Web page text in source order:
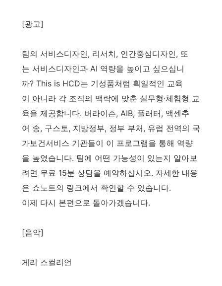
[광고]
팀의 서비스디자인, 리서치, 인간중심디자인, 또
는 서비스디자인과 AI 역량을 높이고 싶으십니
까? This is HCD는 기성품처럼 획일적인 교육
이 아니라 각 조직의 맥락에 맞춘 실무형·체험형 교
육을 제공합니다. 버라이즌, AIB, 플러터, 액센추
어 송, 구스토, 지방정부, 정부 부처, 유럽 전역의 국
가보건서비스 기관들이 이 프로그램을 통해 역량
을 높였습니다. 팀에 어떤 가능성이 있는지 알아보
려면 무료 15분 상담을 예약하십시오. 자세한 내용
은 쇼노트의 링크에서 확인할 수 있습니다.
이제 다시 본편으로 돌아가겠습니다.
[음악]
게리 스컬리언